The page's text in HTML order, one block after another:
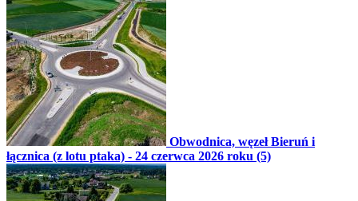
Obwodnica, węzeł Bieruń i
łącznica (z lotu ptaka) - 24 czerwca 2026 roku (5)